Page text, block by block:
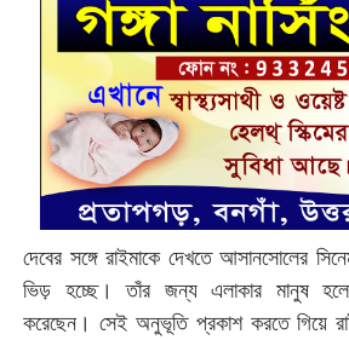
দেবের সঙ্গে রাইমাকে দেখতে আসানসোলের
ভিড় হচ্ছে। তাঁর জন্য এলাকার মানুষ
করেছেন। সেই অনুভূতি প্রকাশ করতে গিয়ে